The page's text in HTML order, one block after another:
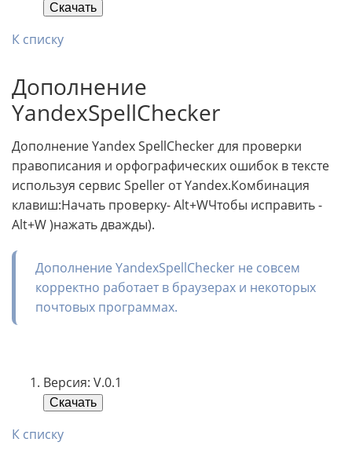
Скачать
К списку
Дополнение
YandexSpellChecker
Дополнение Yandex SpellChecker для проверки
правописания и орфографических ошибок в тексте
используя сервис Speller от Yandex.Комбинация
клавиш:Начать проверку- Alt+WЧтобы исправить -
Alt+W )нажать дважды).
Дополнение YandexSpellChecker не совсем
корректно работает в браузерах и некоторых
почтовых программах.
Версия: V.0.1
Скачать
К списку